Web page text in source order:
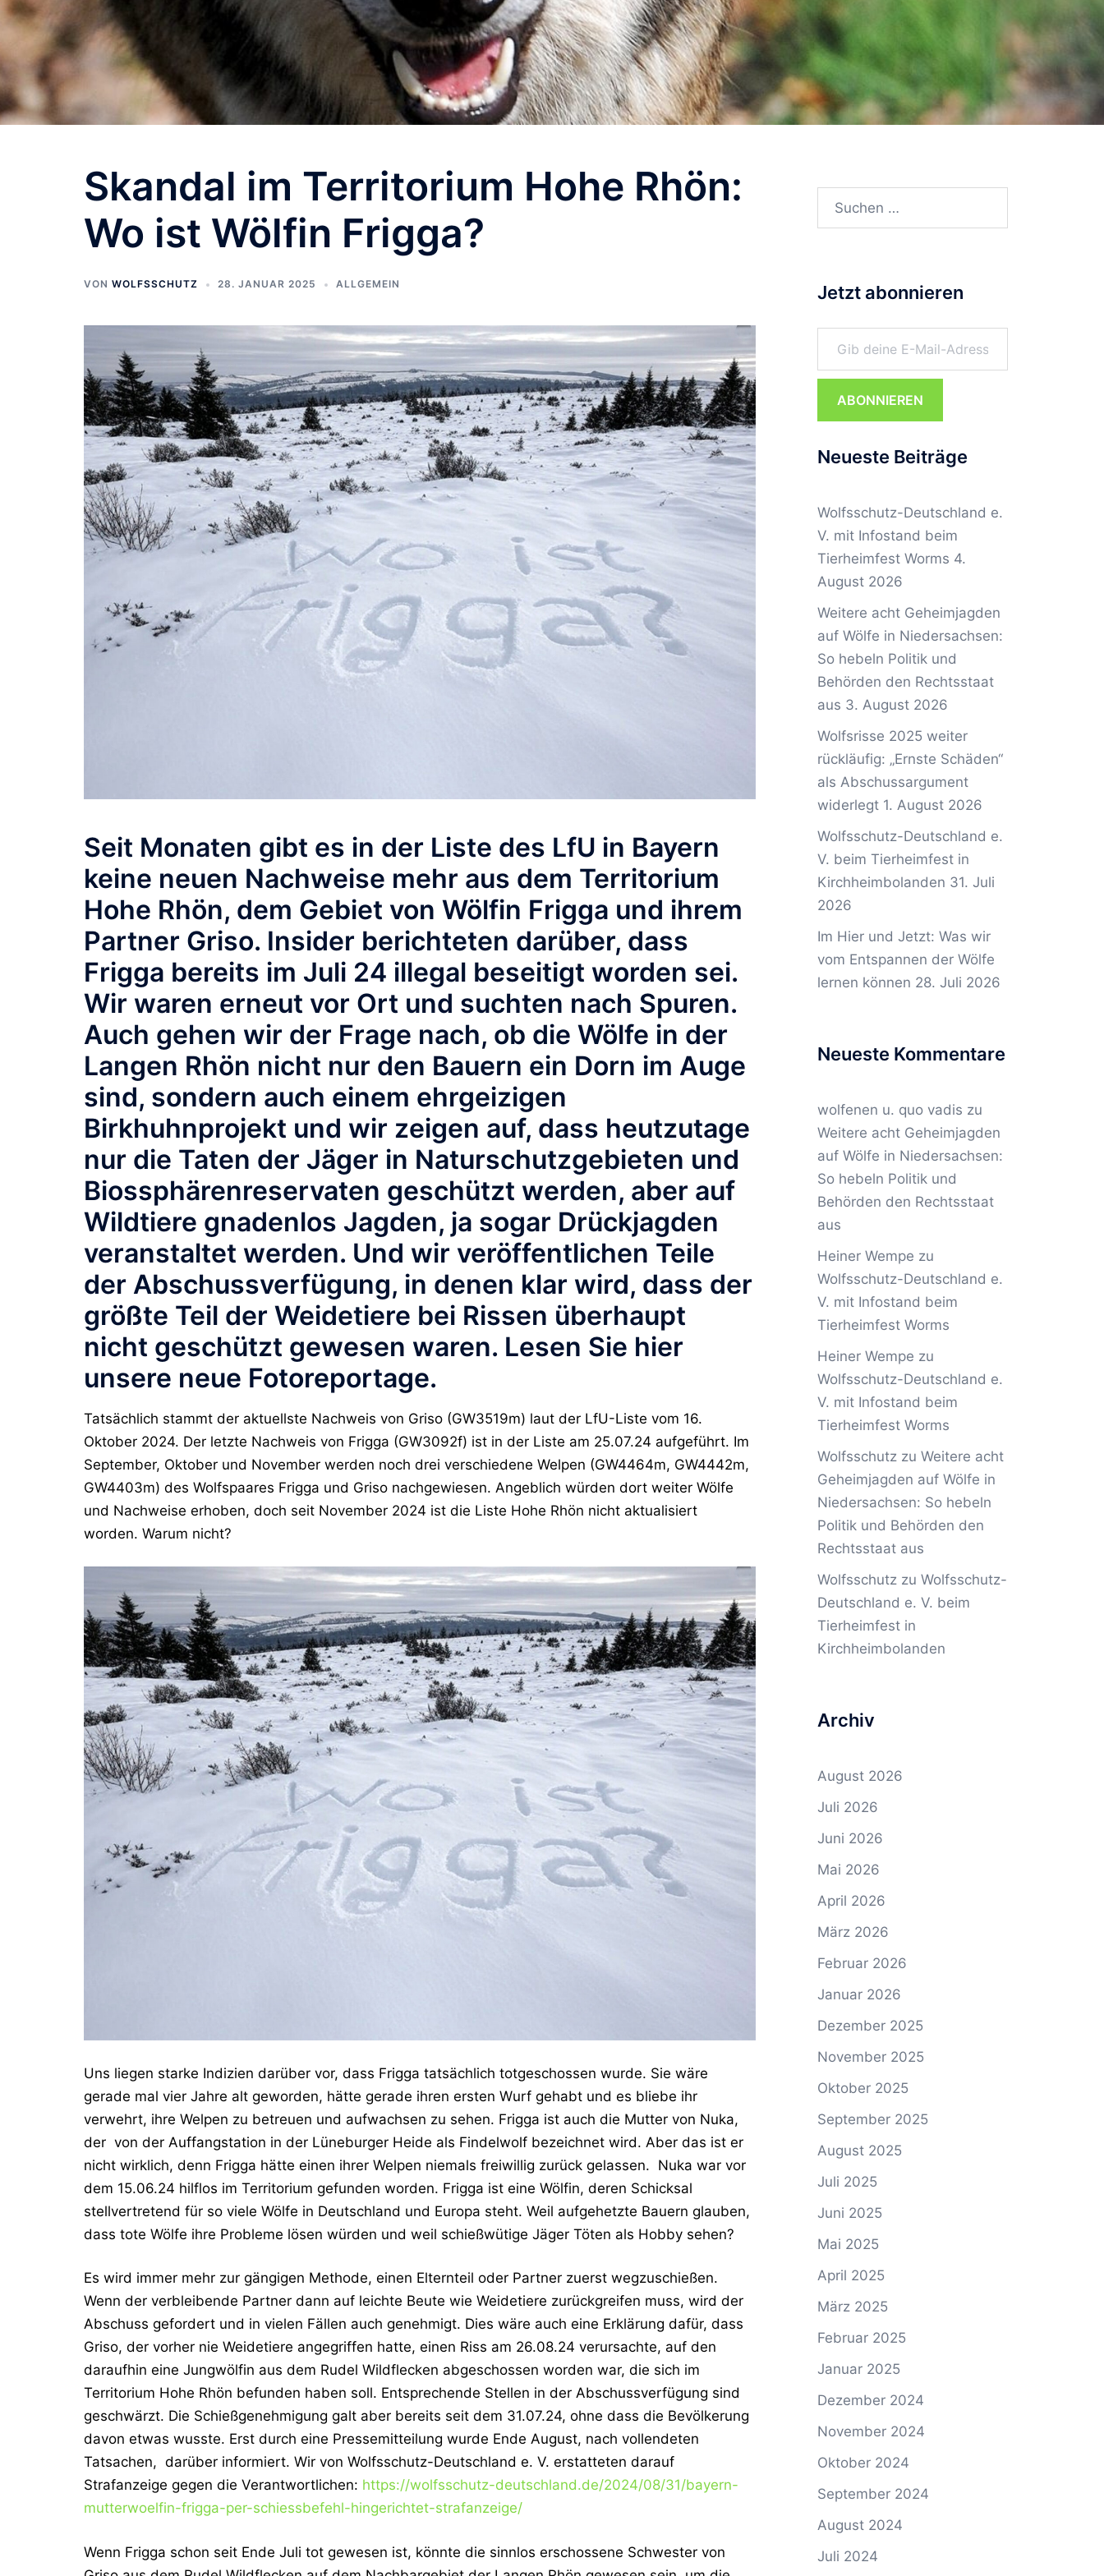
Skandal im Territorium Hohe Rhön:
Wo ist Wölfin Frigga?
VON WOLFSSCHUTZ 28. JANUAR 2025 ALLGEMEIN
Seit Monaten gibt es in der Liste des LfU in Bayern
keine neuen Nachweise mehr aus dem Territorium
Hohe Rhön, dem Gebiet von Wölfin Frigga und ihrem
Partner Griso. Insider berichteten darüber, dass
Frigga bereits im Juli 24 illegal beseitigt worden sei.
Wir waren erneut vor Ort und suchten nach Spuren.
Auch gehen wir der Frage nach, ob die Wölfe in der
Langen Rhön nicht nur den Bauern ein Dorn im Auge
sind, sondern auch einem ehrgeizigen
Birkhuhnprojekt und wir zeigen auf, dass heutzutage
nur die Taten der Jäger in Naturschutzgebieten und
Biossphärenreservaten geschützt werden, aber auf
Wildtiere gnadenlos Jagden, ja sogar Drückjagden
veranstaltet werden. Und wir veröffentlichen Teile
der Abschussverfügung, in denen klar wird, dass der
größte Teil der Weidetiere bei Rissen überhaupt
nicht geschützt gewesen waren. Lesen Sie hier
unsere neue Fotoreportage.
Tatsächlich stammt der aktuellste Nachweis von Griso (GW3519m) laut der LfU-Liste vom 16.
Oktober 2024. Der letzte Nachweis von Frigga (GW3092f) ist in der Liste am 25.07.24 aufgeführt. Im
September, Oktober und November werden noch drei verschiedene Welpen (GW4464m, GW4442m,
GW4403m) des Wolfspaares Frigga und Griso nachgewiesen. Angeblich würden dort weiter Wölfe
und Nachweise erhoben, doch seit November 2024 ist die Liste Hohe Rhön nicht aktualisiert
worden. Warum nicht?
Uns liegen starke Indizien darüber vor, dass Frigga tatsächlich totgeschossen wurde. Sie wäre
gerade mal vier Jahre alt geworden, hätte gerade ihren ersten Wurf gehabt und es bliebe ihr
verwehrt, ihre Welpen zu betreuen und aufwachsen zu sehen. Frigga ist auch die Mutter von Nuka,
der von der Auffangstation in der Lüneburger Heide als Findelwolf bezeichnet wird. Aber das ist er
nicht wirklich, denn Frigga hätte einen ihrer Welpen niemals freiwillig zurück gelassen. Nuka war vor
dem 15.06.24 hilflos im Territorium gefunden worden. Frigga ist eine Wölfin, deren Schicksal
stellvertretend für so viele Wölfe in Deutschland und Europa steht. Weil aufgehetzte Bauern glauben,
dass tote Wölfe ihre Probleme lösen würden und weil schießwütige Jäger Töten als Hobby sehen?
Es wird immer mehr zur gängigen Methode, einen Elternteil oder Partner zuerst wegzuschießen.
Wenn der verbleibende Partner dann auf leichte Beute wie Weidetiere zurückgreifen muss, wird der
Abschuss gefordert und in vielen Fällen auch genehmigt. Dies wäre auch eine Erklärung dafür, dass
Griso, der vorher nie Weidetiere angegriffen hatte, einen Riss am 26.08.24 verursachte, auf den
daraufhin eine Jungwölfin aus dem Rudel Wildflecken abgeschossen worden war, die sich im
Territorium Hohe Rhön befunden haben soll. Entsprechende Stellen in der Abschussverfügung sind
geschwärzt. Die Schießgenehmigung galt aber bereits seit dem 31.07.24, ohne dass die Bevölkerung
davon etwas wusste. Erst durch eine Pressemitteilung wurde Ende August, nach vollendeten
Tatsachen, darüber informiert. Wir von Wolfsschutz-Deutschland e. V. erstatteten darauf
Strafanzeige gegen die Verantwortlichen: https://wolfsschutz-deutschland.de/2024/08/31/bayern-
mutterwoelfin-frigga-per-schiessbefehl-hingerichtet-strafanzeige/
Wenn Frigga schon seit Ende Juli tot gewesen ist, könnte die sinnlos erschossene Schwester von
Suchen
Jetzt abonnieren
Gib deine E-Mail-Adresse ein ...
ABONNIEREN
Neueste Beiträge
Wolfsschutz-Deutschland e.
V. mit Infostand beim
Tierheimfest Worms 4.
August 2026
Weitere acht Geheimjagden
auf Wölfe in Niedersachsen:
So hebeln Politik und
Behörden den Rechtsstaat
aus 3. August 2026
Wolfsrisse 2025 weiter
rückläufig: „Ernste Schäden“
als Abschussargument
widerlegt 1. August 2026
Wolfsschutz-Deutschland e.
V. beim Tierheimfest in
Kirchheimbolanden 31. Juli
2026
Im Hier und Jetzt: Was wir
vom Entspannen der Wölfe
lernen können 28. Juli 2026
Neueste Kommentare
wolfenen u. quo vadis zu
Weitere acht Geheimjagden
auf Wölfe in Niedersachsen:
So hebeln Politik und
Behörden den Rechtsstaat
aus
Heiner Wempe zu
Wolfsschutz-Deutschland e.
V. mit Infostand beim
Tierheimfest Worms
Heiner Wempe zu
Wolfsschutz-Deutschland e.
V. mit Infostand beim
Tierheimfest Worms
Wolfsschutzzu Weitere acht
Geheimjagden auf Wölfe in
Niedersachsen: So hebeln
Politik und Behörden den
Rechtsstaat aus
Wolfsschutzzu Wolfsschutz-
Deutschland e. V. beim
Tierheimfest in
Kirchheimbolanden
Archiv
August 2026
Juli 2026
Juni 2026
Mai 2026
April 2026
März 2026
Februar 2026
Januar 2026
Dezember 2025
November 2025
Oktober 2025
September 2025
August 2025
Juli 2025
Juni 2025
Mai 2025
April 2025
März 2025
Februar 2025
Januar 2025
Dezember 2024
November 2024
Oktober 2024
September 2024
August 2024
Juli 2024